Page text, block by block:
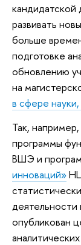
кандидатской
развивать
больше
подготовке
обновлению
на
в сфере
Так,
программы
ВШЭ и
инноваций»
опубликован